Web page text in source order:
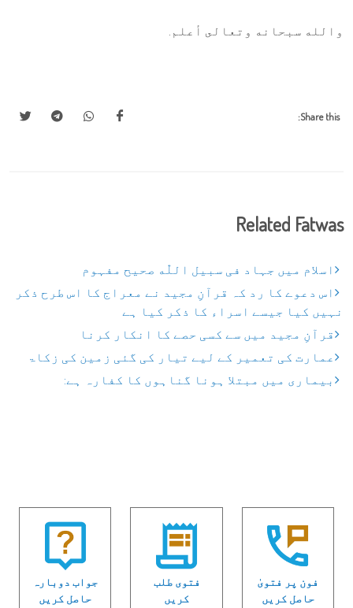
والله سبحانه وتعالى أعلم.
Share this:
Related Fatwas
اسلام میں جہاد فی سبیل اللّٰه صحیح مفہوم
اس دعوے کا رد کہ قرآنِ مجید نے معراج کا اس طرح ذکر
نہیں کیا جیسے اسراء کا ذکر کیا ہے
قرآنِ مجید میں سے کسی حصے کا انکار کرنا
عمارت کی تعمیر کے لیے تیار کی گئی زمین کی زکاۃ
بیماری میں مبتلا ہونا گناہوں کا کفارہ ہے:
فون پر فتویٰ
حاصل کریں
فتوی طلب
کریں
جواب دوبارہ
حاصل کریں